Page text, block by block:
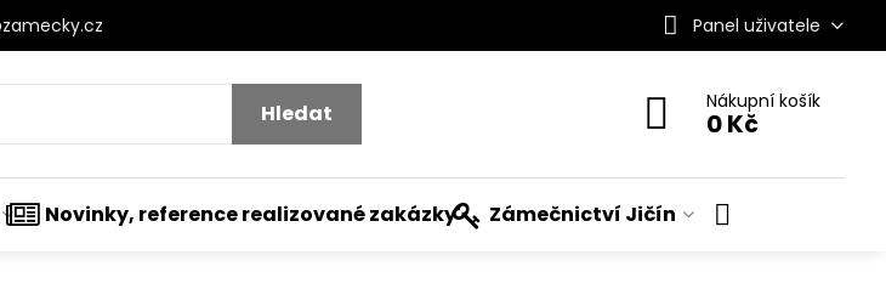
Panel uživatele
Hledat Nákupní košík
0 Kč
Novinky, reference realizované zakázky Zámečnictví Jičín